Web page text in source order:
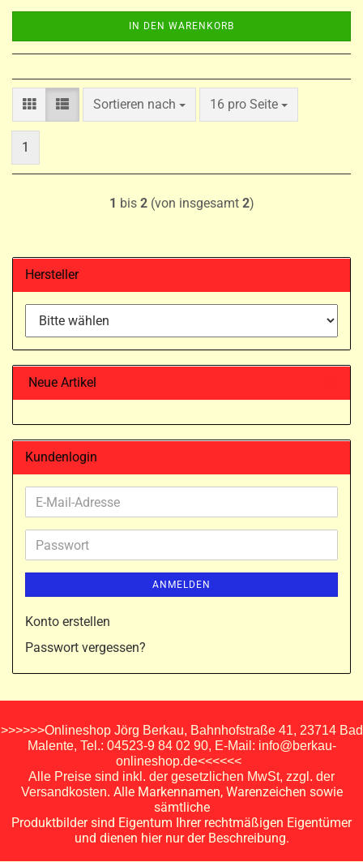
IN DEN WARENKORB
Sortieren nach
Sortieren nach 16 pro Seite
pro Seite
1
1 bis 2(von insgesamt 2)
Hersteller
Neue Artikel
Kundenlogin
E-
Mail-
Adresse
Passwort
ANMELDEN
Konto erstellen
Passwort vergessen?
>>>>>>Onlineshop Jörg Berkau, Bahnhofstraße 41, 23714 Bad
Malente, Tel.: 04523-9 84 02 90, E-Mail: info@berkau-
onlineshop.de<<<<<<
Alle Preise sind inkl. der gesetzlichen MwSt, zzgl. der
Versandkosten. Alle Markennamen, Warenzeichen sowie
sämtliche
Produktbilder sind Eigentum Ihrer rechtmäßigen Eigentümer
und dienen hier nur der Beschreibung.